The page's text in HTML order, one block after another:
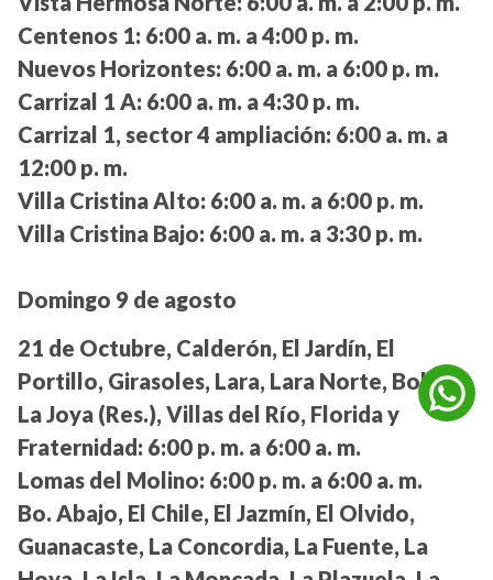
Centenos 1: 6:00 a. m. a 4:00 p. m.
Nuevos Horizontes: 6:00 a. m. a 6:00 p. m.
Carrizal 1 A: 6:00 a. m. a 4:30 p. m.
Carrizal 1, sector 4 ampliación: 6:00 a. m. a
12:00 p. m.
Villa Cristina Alto: 6:00 a. m. a 6:00 p. m.
Villa Cristina Bajo: 6:00 a. m. a 3:30 p. m.
Domingo 9 de agosto
21 de Octubre, Calderón, El Jardín, El
Portillo, Girasoles, Lara, Lara Norte, Bolívar,
La Joya (Res.), Villas del Río, Florida y
Fraternidad: 6:00 p. m. a 6:00 a. m.
Lomas del Molino: 6:00 p. m. a 6:00 a. m.
Bo. Abajo, El Chile, El Jazmín, El Olvido,
Guanacaste, La Concordia, La Fuente, La